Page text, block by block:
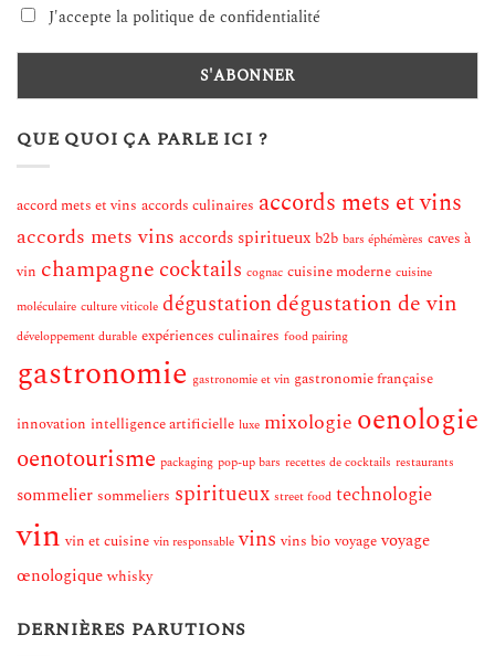
J'accepte la politique de confidentialité
QUE QUOI ÇA PARLE ICI ?
accord mets et vins accords culinaires accords mets et vins
accords mets vins accords spiritueux b2b bars éphémères caves à
vin champagne cocktails cognac cuisine moderne cuisine
moléculaire culture viticole dégustationdégustation de vin
développement durable expériences culinaires food pairing
gastronomie gastronomie et vin gastronomie française
innovation intelligence artificielle luxe mixologie oenologie
oenotourisme packaging pop-up bars recettes de cocktails restaurants
sommelier sommeliers spiritueux street food technologie
vin vin et cuisine vin responsable vins vins bio voyage voyage
œnologique whisky
DERNIÈRES PARUTIONS